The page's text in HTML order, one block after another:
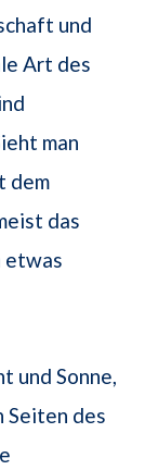
und
Art des
man
dem
das
etwas
und Sonne,
Seiten des